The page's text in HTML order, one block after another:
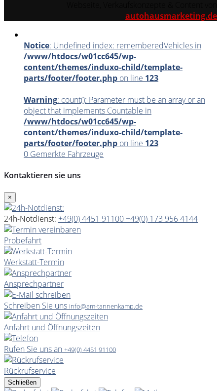
autohausmarketing.de
Notice: Undefined index: rememberedVehicles in
/www/htdocs/w01cc645/wp-
content/themes/induxo-child/template-
parts/footer/footer.php on line 123
Warning: count(): Parameter must be an array or an
object that implements Countable in
/www/htdocs/w01cc645/wp-
content/themes/induxo-child/template-
parts/footer/footer.php on line 123
0 Gemerkte Fahrzeuge
Kontaktieren sie uns
×
24h-Notdienst: +49(0) 4451 91100 +49(0) 173 956 4144
Probefahrt
Werkstatt-Termin
Ansprechpartner
Schreiben Sie uns info@am-tannenkamp.de
Anfahrt und Öffnungszeiten
Rufen Sie uns an +49(0) 4451 91100
Rückrufservice
Schließen